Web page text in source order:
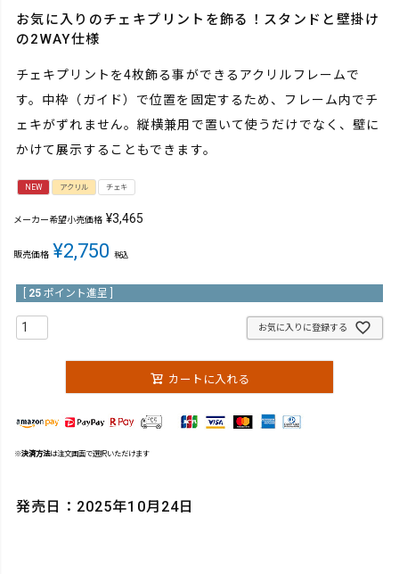
お気に入りのチェキプリントを飾る！スタンドと壁掛け
の2WAY仕様
チェキプリントを4枚飾る事ができるアクリルフレームで
す。中枠（ガイド）で位置を固定するため、フレーム内でチ
ェキがずれません。縦横兼用で置いて使うだけでなく、壁に
かけて展示することもできます。
NEW アクリル チェキ
メーカー希望小売価格 ¥3,465
販売価格 ¥2,750 税込
25 ポイント進呈 ]
お気に入りに登録する
カートに入れる
※決済方法は注文画面で選択いただけます
発売日：2025年10月24日